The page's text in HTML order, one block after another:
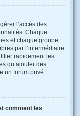
l’accès des
Chaque
et chaque groupe
par l’intermédiaire
rapidement les
qu’ajouter des
un forum privé.
comment les